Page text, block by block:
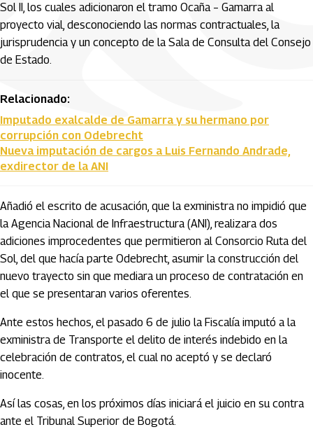
Sol II, los cuales adicionaron el tramo Ocaña – Gamarra al
proyecto vial, desconociendo las normas contractuales, la
jurisprudencia y un concepto de la Sala de Consulta del Consejo
de Estado.
Relacionado:
Imputado exalcalde de Gamarra y su hermano por
corrupción con Odebrecht
Nueva imputación de cargos a Luis Fernando Andrade,
exdirector de la ANI
Añadió el escrito de acusación, que la exministra no impidió que
la Agencia Nacional de Infraestructura (ANI), realizara dos
adiciones improcedentes que permitieron al Consorcio Ruta del
Sol, del que hacía parte Odebrecht, asumir la construcción del
nuevo trayecto sin que mediara un proceso de contratación en
el que se presentaran varios oferentes.
Ante estos hechos, el pasado 6 de julio la Fiscalía imputó a la
exministra de Transporte el delito de interés indebido en la
celebración de contratos, el cual no aceptó y se declaró
inocente.
Así las cosas, en los próximos días iniciará el juicio en su contra
ante el Tribunal Superior de Bogotá.